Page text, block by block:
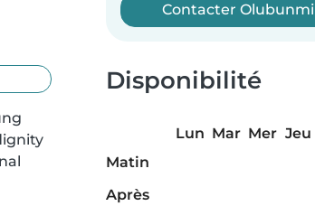
Contacter Olubunmi
Disponibilité
Lun Mar Mer Jeu
Matin
Après